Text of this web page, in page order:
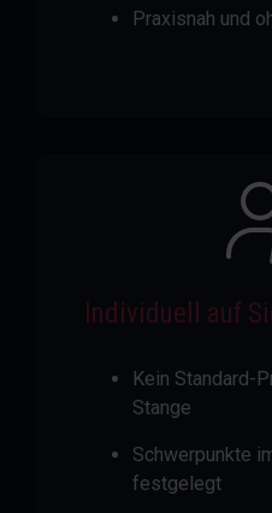
Praxisnah und
Individuell auf
Kein Standard-
Stange
Schwerpunkte
festgelegt